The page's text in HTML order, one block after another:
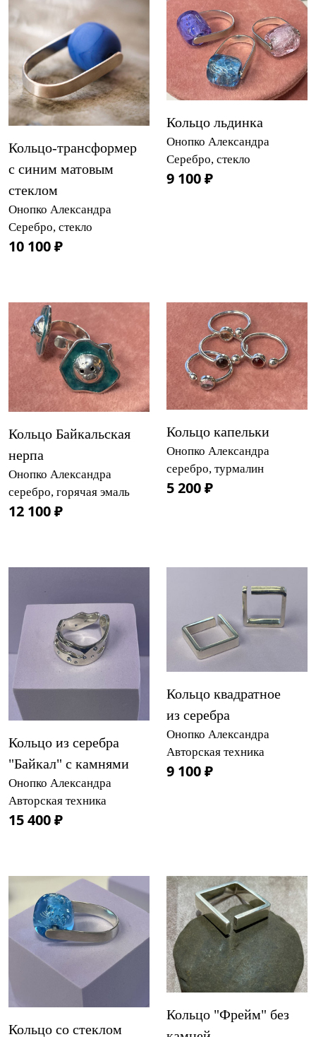
Кольцо-трансформер
с синим матовым
стеклом
Онопко Александра
Серебро, стекло
10 100 ₽
Кольцо льдинка
Онопко Александра
Серебро, стекло
9 100 ₽
Кольцо Байкальская
нерпа
Онопко Александра
серебро, горячая эмаль
12 100 ₽
Кольцо капельки
Онопко Александра
серебро, турмалин
5 200 ₽
Кольцо из серебра
"Байкал" с камнями
Онопко Александра
Авторская техника
15 400 ₽
Кольцо квадратное
из серебра
Онопко Александра
Авторская техника
9 100 ₽
Кольцо со стеклом
Кольцо "Фрейм" без